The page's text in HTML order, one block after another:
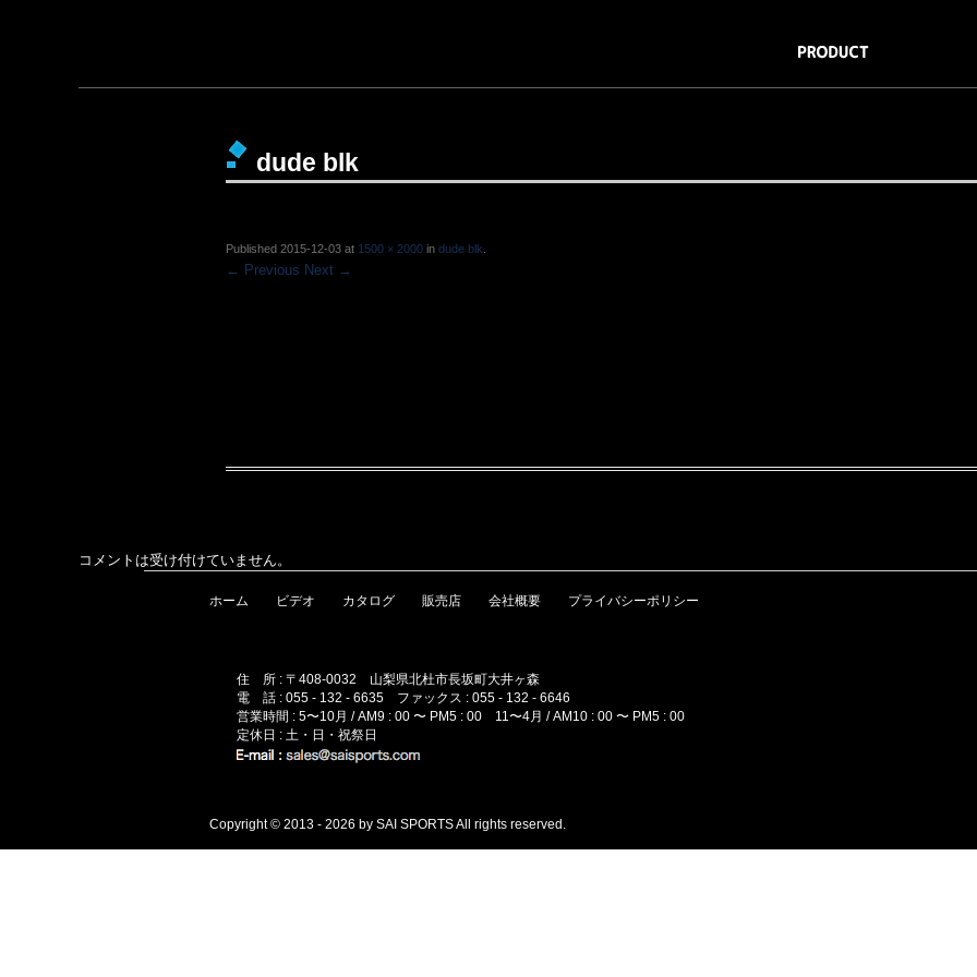
dude blk
Published 2015-12-03 at 1500 × 2000 in dude blk
← Previous Next →
コメントは受け付けていません。
ホーム ビデオ カタログ 販売店 会社概要 プライバシーポリシー
住 所 : 〒408-0032 山梨県北杜市長坂町大井ヶ森
電 話 : 055 - 132 - 6635 ファックス : 055 - 132 - 6646
営業時間 : 5〜10月 / AM9 : 00 〜 PM5 : 00 11〜4月 / AM10 : 00 〜 PM5 : 00
定休日 : 土・日・祝祭日
Copyright © 2013 - 2026 by SAI SPORTS All rights reserved.